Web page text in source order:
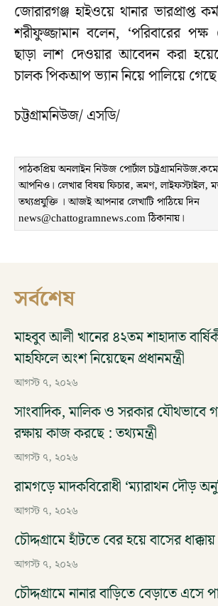
জোরারগঞ্জ হাইওয়ে থানার ভারপ্রাপ্ত
শরীফুজ্জামান বলেন, ‘পরিবারের
ছাড়া লাশ দেওয়ার আবেদন করা
চালক পিকআপ ভ্যান নিয়ে পালিয়ে
চট্টগ্রামনিউজ/ এসডি/
পাঠকপ্রিয় অনলাইন নিউজ পোর্টাল
আপনিও। লেখার বিষয় ফিচার, ভ্রমণ, লাইফস্টাইল,
তথ্যপ্রযুক্তি । আজই আপনার লেখাটি পাঠিয়ে দিন
news@chattogramnews.com ঠিকানায়।
সর্বশেষ
মাহবুব আলী খানের ৪২তম শাহাদাত
মাহফিলে অংশ নিয়েছেন প্রধানমন্ত্রী
আগস্ট ৭, ২০২৬
সাংবাদিক, মালিক ও সরকার যৌথভাবে
রক্ষায় কাজ করছে : তথ্যমন্ত্রী
আগস্ট ৭, ২০২৬
রামগড়ে মাদকবিরোধী ‘ম্যারাথন দৌড়
আগস্ট ৭, ২০২৬
চৌদ্দগ্রামে হাঁটতে বের হয়ে বাসের
আগস্ট ৭, ২০২৬
চৌদ্দগ্রামে নানার বাড়িতে বেড়াতে এসে